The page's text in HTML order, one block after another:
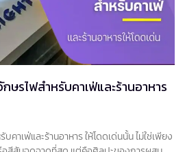
รไฟสำหรับคาเฟ่และร้านอาหาร
าเฟ่และร้านอาหาร ให้โดดเด่นนั้น ไม่ใช่เพียง